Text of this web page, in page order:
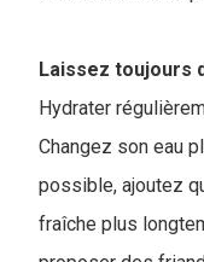
Laissez toujours
Hydrater
Changez son eau
possible, ajoutez
fraîche plus